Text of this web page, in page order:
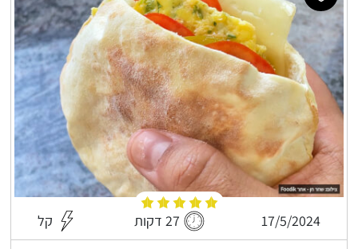
17/5/2024 27 דקות קל